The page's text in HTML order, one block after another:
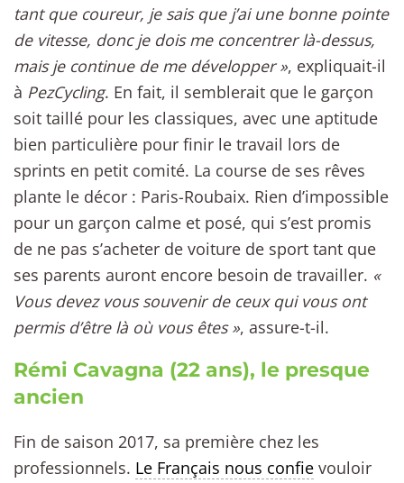
tant que coureur, je sais que j’ai une bonne pointe
de vitesse, donc je dois me concentrer là-dessus,
mais je continue de me développer », expliquait-il
à PezCycling. En fait, il semblerait que le garçon
soit taillé pour les classiques, avec une aptitude
bien particulière pour finir le travail lors de
sprints en petit comité. La course de ses rêves
plante le décor : Paris-Roubaix. Rien d’impossible
pour un garçon calme et posé, qui s’est promis
de ne pas s’acheter de voiture de sport tant que
ses parents auront encore besoin de travailler. «
Vous devez vous souvenir de ceux qui vous ont
permis d’être là où vous êtes », assure-t-il.
Rémi Cavagna (22 ans), le presque
ancien
Fin de saison 2017, sa première chez les
professionnels. Le Français nous confie vouloir